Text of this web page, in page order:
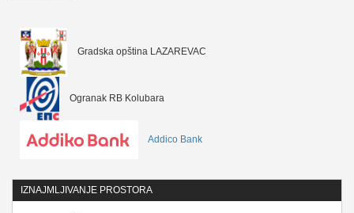
Gradska opština LAZAREVAC
Ogranak RB Kolubara
Addico Bank
IZNAJMLJIVANJE PROSTORA